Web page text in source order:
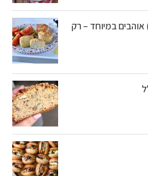
אוהבים במיוחד – רק